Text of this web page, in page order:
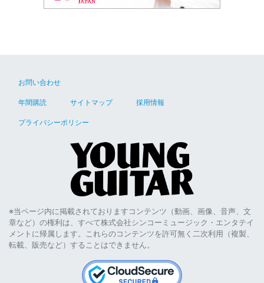
お問い合わせ
年間購読 サイトマップ 採用情報
プライバシーポリシー
※当ページ内に掲載されておりますコンテンツ（動画、画像、音声、文
章など）の権利は、すべて株式会社シンコーミュージック・エンタテイ
メントに帰属します。これらのコンテンツを許可無く二次利用（複製、
転載、販売など）することはできません。